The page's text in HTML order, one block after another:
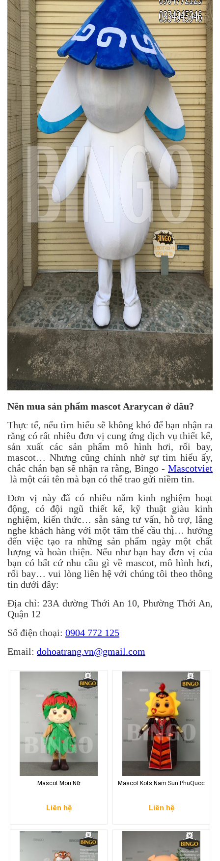
Nên mua sản phẩm mascot Ararycan ở đâu?
Thực tế, nếu tìm hiểu sẽ không khó để bạn nhận ra
rằng có rất nhiều đơn vị cung ứng dịch vụ thiết kế,
sản xuất các sản phẩm mô hình hơi, rối bay,
mascot… Nhưng cũng chính nhờ sự tìm hiểu ấy,
chắc chắn bạn sẽ nhận ra rằng, Bingo - Mascotviet
là một cái tên mà bạn có thể trao gửi niềm tin.
Đơn vị này đã có nhiều năm kinh nghiệm hoạt
động, có đội ngũ thiết kế, kỹ thuật giàu kinh
nghiệm, kiến thức… sẵn sàng tư vấn, hỗ trợ, lắng
nghe khách hàng với một tâm thế cầu thị… hướng
đến việc tạo ra những sản phẩm ngày một chất
lượng và hoàn thiện. Nếu như bạn hay đơn vị của
bạn có bất cứ nhu cầu gì về mascot, mô hình hơi,
rối bay… vui lòng liên hệ với chúng tôi theo thông
tin dưới đây:
Địa chỉ: 23A đường Thới An 10, Phường Thới An,
Quận 12
Số điện thoại: 0904 772 125
Email: dohoatrang.vn@gmail.com
Mascot Mori Nữ
Liên hệ
Mascot Kots Nam Sun PhuQuoc
Liên hệ